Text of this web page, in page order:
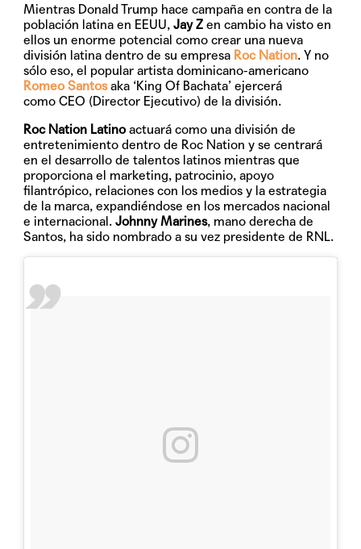
Mientras Donald Trump hace campaña en contra de la
población latina en EEUU,Jay Z en cambio ha visto en
ellos un enorme potencial como crear una nueva
división latina dentro de su empresa Roc Nation. Y no
sólo eso, el popular artista dominicano-americano
Romeo Santosaka ‘King Of Bachata’ ejercerá
como CEO (Director Ejecutivo) de la división.
Roc Nation Latinoactuará como una división de
entretenimiento dentro de Roc Nation y se centrará
en el desarrollo de talentos latinos mientras que
proporciona el marketing, patrocinio, apoyo
filantrópico, relaciones con los medios y la estrategia
de la marca, expandiéndose en los mercados nacional
e internacional.Johnny Marines, mano derecha de
Santos, ha sido nombrado a su vez presidente de RNL.